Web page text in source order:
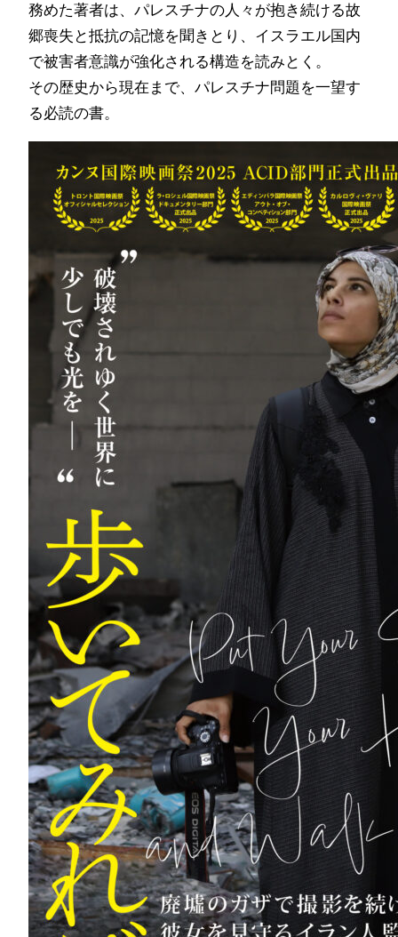
務めた著者は、パレスチナの人々が抱き続ける故
郷喪失と抵抗の記憶を聞きとり、イスラエル国内
で被害者意識が強化される構造を読みとく。
その歴史から現在まで、パレスチナ問題を一望す
る必読の書。